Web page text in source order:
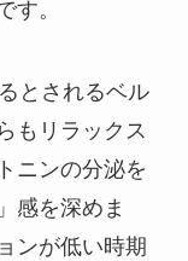
す。
とされるベル
もリラックス
ニンの分泌を
感を深めま
ンが低い時期